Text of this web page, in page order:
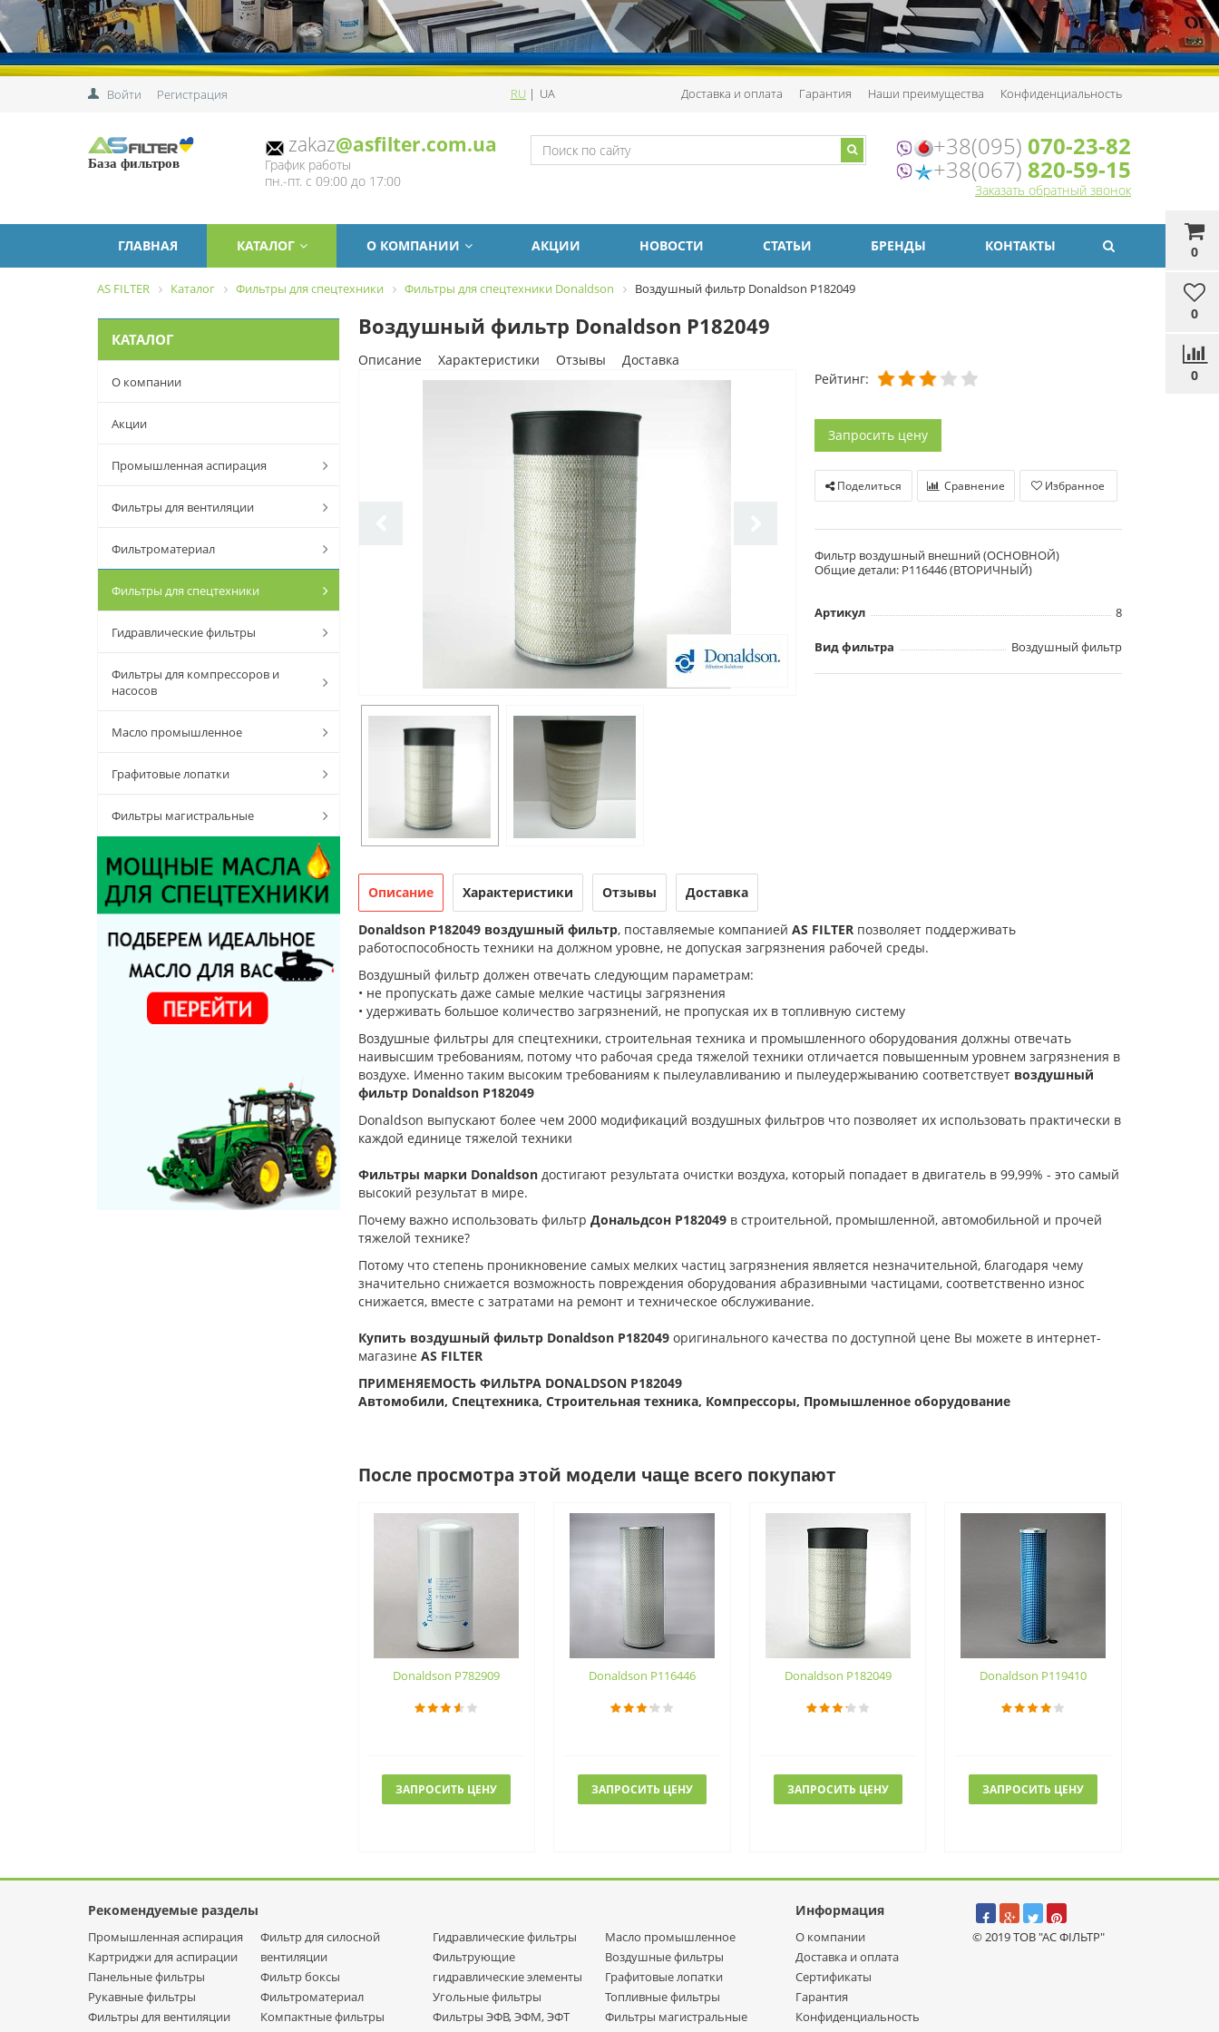
Войти Регистрация RU| UA Доставка и оплата Гарантия Наши преимущества Конфиденциальность
0
0
0
База фильтров
zakaz@asfilter.com.ua
График работы
пн.-пт. с 09:00 до 17:00
+38(095) 070-23-82
+38(067) 820-59-15
Заказать обратный звонок
ГЛАВНАЯ КАТАЛОГ О КОМПАНИИ АКЦИИ НОВОСТИ СТАТЬИ БРЕНДЫ КОНТАКТЫ
AS FILTER Каталог Фильтры для спецтехники Фильтры для спецтехники Donaldson Воздушный фильтр Donaldson P182049
КАТАЛОГ
О компании
Акции
Промышленная аспирация
Фильтры для вентиляции
Фильтроматериал
Фильтры для спецтехники
Гидравлические фильтры
Фильтры для компрессоров и
насосов
Масло промышленное
Графитовые лопатки
Фильтры магистральные
Воздушный фильтр Donaldson P182049
Описание Характеристики Отзывы
Доставка
Рейтинг:
Запросить цену
Поделиться Сравнение Избранное
Фильтр воздушный внешний (ОСНОВНОЙ)
Общие детали: P116446 (ВТОРИЧНЫЙ)
Артикул 8
Вид фильтра Воздушный фильтр
Описание Характеристики Отзывы Доставка
Donaldson P182049 воздушный фильтр, поставляемые компанией AS FILTERпозволяет поддерживать
работоспособность техники на должном уровне, не допуская загрязнения рабочей среды.
Воздушный фильтр должен отвечать следующим параметрам:
• не пропускать даже самые мелкие частицы загрязнения
• удерживать большое количество загрязнений, не пропуская их в топливную систему
Воздушные фильтры для спецтехники, строительная техника и промышленного оборудования должны отвечать
наивысшим требованиям, потому что рабочая среда тяжелой техники отличается повышенным уровнем загрязнения в
воздухе. Именно таким высоким требованиям к пылеулавливанию и пылеудержыванию соответствует воздушный
фильтр Donaldson P182049
Donaldson выпускают более чем 2000 модификаций воздушных фильтров что позволяет их использовать практически в
каждой единице тяжелой техники
Фильтры марки Donaldson достигают результата очистки воздуха, который попадает в двигатель в 99,99% - это самый
высокий результат в мире.
Почему важно использовать фильтр Дональдсон P182049в строительной, промышленной, автомобильной и прочей
тяжелой технике?
Потому что степень проникновение самых мелких частиц загрязнения является незначительной, благодаря чему
значительно снижается возможность повреждения оборудования абразивными частицами, соответственно износ
снижается, вместе с затратами на ремонт и техническое обслуживание.
Купить воздушный фильтр Donaldson P182049оригинального качества по доступной цене Вы можете в интернет-
магазине AS FILTER
ПРИМЕНЯЕМОСТЬ ФИЛЬТРА DONALDSON P182049
Автомобили, Спецтехника, Строительная техника, Компрессоры, Промышленное оборудование
После просмотра этой модели чаще всего покупают
Donaldson P782909
ЗАПРОСИТЬ ЦЕНУ
Donaldson P116446
ЗАПРОСИТЬ ЦЕНУ
Donaldson P182049
ЗАПРОСИТЬ ЦЕНУ
Donaldson P119410
ЗАПРОСИТЬ ЦЕНУ
Рекомендуемые разделы Информация
Промышленная аспирация
Картриджи для аспирации
Панельные фильтры
Рукавные фильтры
Фильтры для вентиляции
Фильтр для силосной
вентиляции
Фильтр боксы
Фильтроматериал
Компактные фильтры
Гидравлические фильтры
Фильтрующие
гидравлические элементы
Угольные фильтры
Фильтры ЭФВ, ЭФМ, ЭФТ
Масло промышленное
Воздушные фильтры
Графитовые лопатки
Топливные фильтры
Фильтры магистральные
О компании
Доставка и оплата
Сертификаты
Гарантия
Конфиденциальность
© 2019 ТОВ "АС ФІЛЬТР"